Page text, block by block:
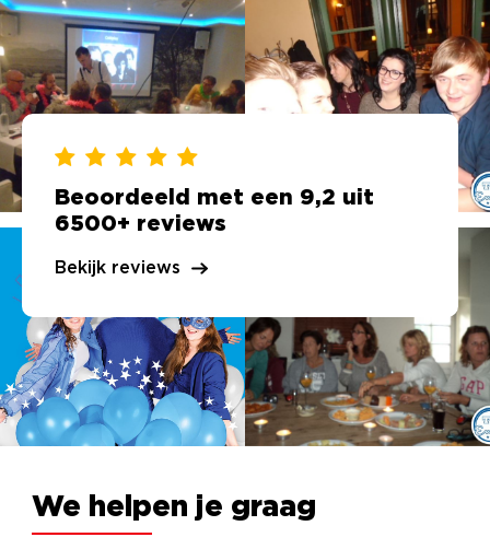
Beoordeeld met een 9,2 uit
6500+ reviews
Bekijk reviews
We helpen je graag